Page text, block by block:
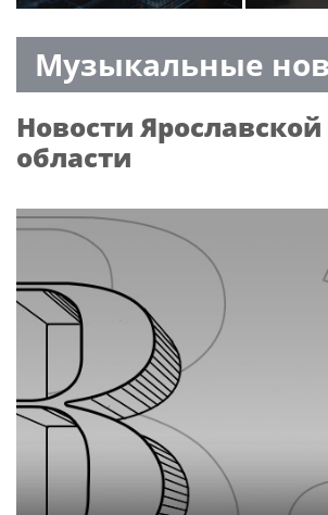
Питере из-за суда с УК
с
Музыкальные
Новости Ярославской
области